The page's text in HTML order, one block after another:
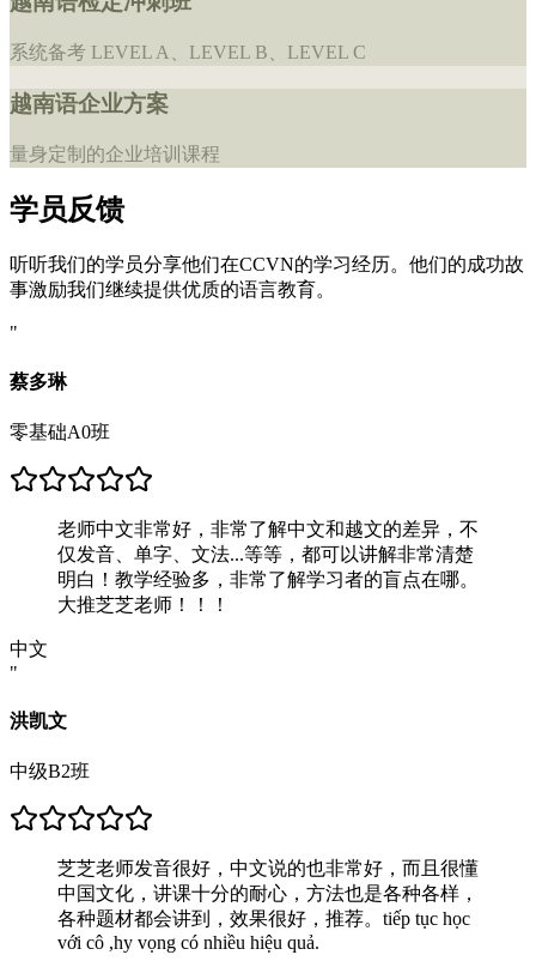
系统备考 LEVEL A、LEVEL B、LEVEL C
越南语企业方案
量身定制的企业培训课程
学员反馈
听听我们的学员分享他们在CCVN的学习经历。他们的成功故
事激励我们继续提供优质的语言教育。
"
蔡多琳
零基础A0班
老师中文非常好，非常了解中文和越文的差异，不
仅发音、单字、文法...等等，都可以讲解非常清楚
明白！教学经验多，非常了解学习者的盲点在哪。
大推芝芝老师！！！
中文
"
洪凯文
中级B2班
芝芝老师发音很好，中文说的也非常好，而且很懂
中国文化，讲课十分的耐心，方法也是各种各样，
各种题材都会讲到，效果很好，推荐。tiếp tục học
với cô ,hy vọng có nhiều hiệu quả.